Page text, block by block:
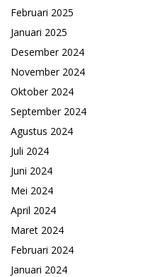
Februari 2025
Januari 2025
Desember 2024
November 2024
Oktober 2024
September 2024
Agustus 2024
Juli 2024
Juni 2024
Mei 2024
April 2024
Maret 2024
Februari 2024
Januari 2024